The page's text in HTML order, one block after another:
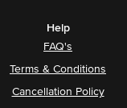
Help
FAQ's
Terms & Conditions
Cancellation Policy